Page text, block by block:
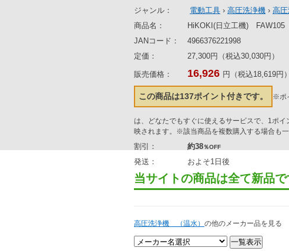
ジャンル：
電動工具 › 高圧洗浄機 › 高
商品名：
HiKOKI(日立工機)
JANコード：
4966376221998
定価：
27,300円（税込30,030円）
販売価格： 16,926 円（税込18,619円）
この商品は137ポイント付きです。 ※ポ
は、どなたでもすぐに使えるサービスで、1ポ
映されます。※該当商品を複数購入する場合も
割引： 約38％OFF
発送： およそ1日後
当サイトの商品は全て新品で
高圧洗浄機 （温水） の他のメーカー品を見る